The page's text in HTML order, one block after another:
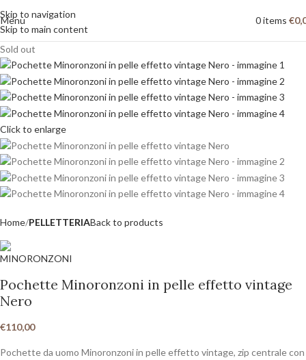
Skip to navigation
Skip to main content
Menu 0items €
Sold out
Click to enlarge
Home PELLETTERIABack to products
Pochette Minoronzoni in pelle effetto vintage
Nero
€110,00
Pochette da uomo Minoronzoni in pelle effetto vintage, zip centrale con